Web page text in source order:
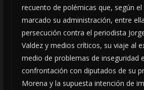
recuento de polémicas que, según
marcado su administración, entre
persecución contra el periodista
Valdez y medios críticos, su viaje al
medio de problemas de inseguridad
confrontación con diputados de su
Morena y la supuesta intención de